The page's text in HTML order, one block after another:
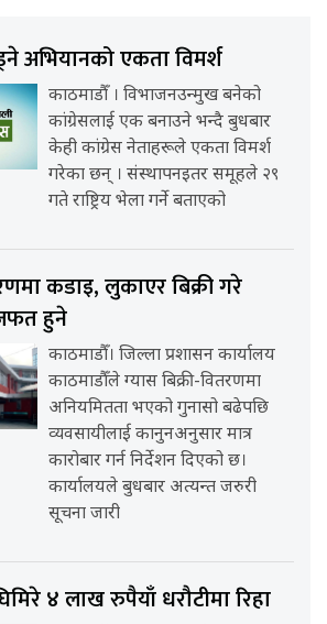
अभियानको एकता विमर्श
काठमाडौँ । विभाजनउन्मुख बनेको
कांग्रेसलाई एक बनाउने भन्दै बुधबार
केही कांग्रेस नेताहरूले एकता विमर्श
गरेका छन् । संस्थापनइतर समूहले २९
गते राष्ट्रिय भेला गर्ने बताएको
कडाइ, लुकाएर बिक्री गरे
हुने
काठमाडौँ। जिल्ला प्रशासन कार्यालय
काठमाडौँले ग्यास बिक्री-वितरणमा
अनियमितता भएको गुनासो बढेपछि
व्यवसायीलाई कानुनअनुसार मात्र
कारोबार गर्न निर्देशन दिएको छ।
कार्यालयले बुधबार अत्यन्त जरुरी
सूचना जारी
४ लाख रुपैयाँ धरौटीमा रिहा